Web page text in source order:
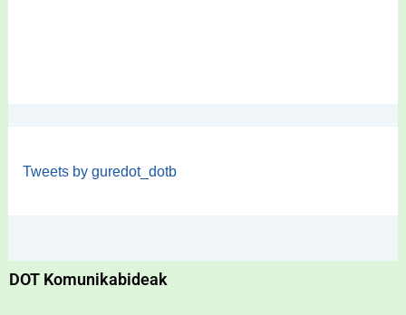
Tweets by guredot_dotb
DOT Komunikabideak